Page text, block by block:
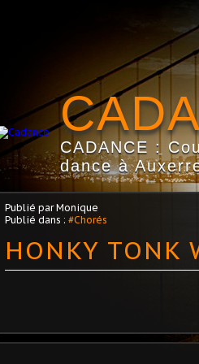
CADANCE :
dance à
Publié par Monique
Publié dans : #Chorés
HONKY TONK